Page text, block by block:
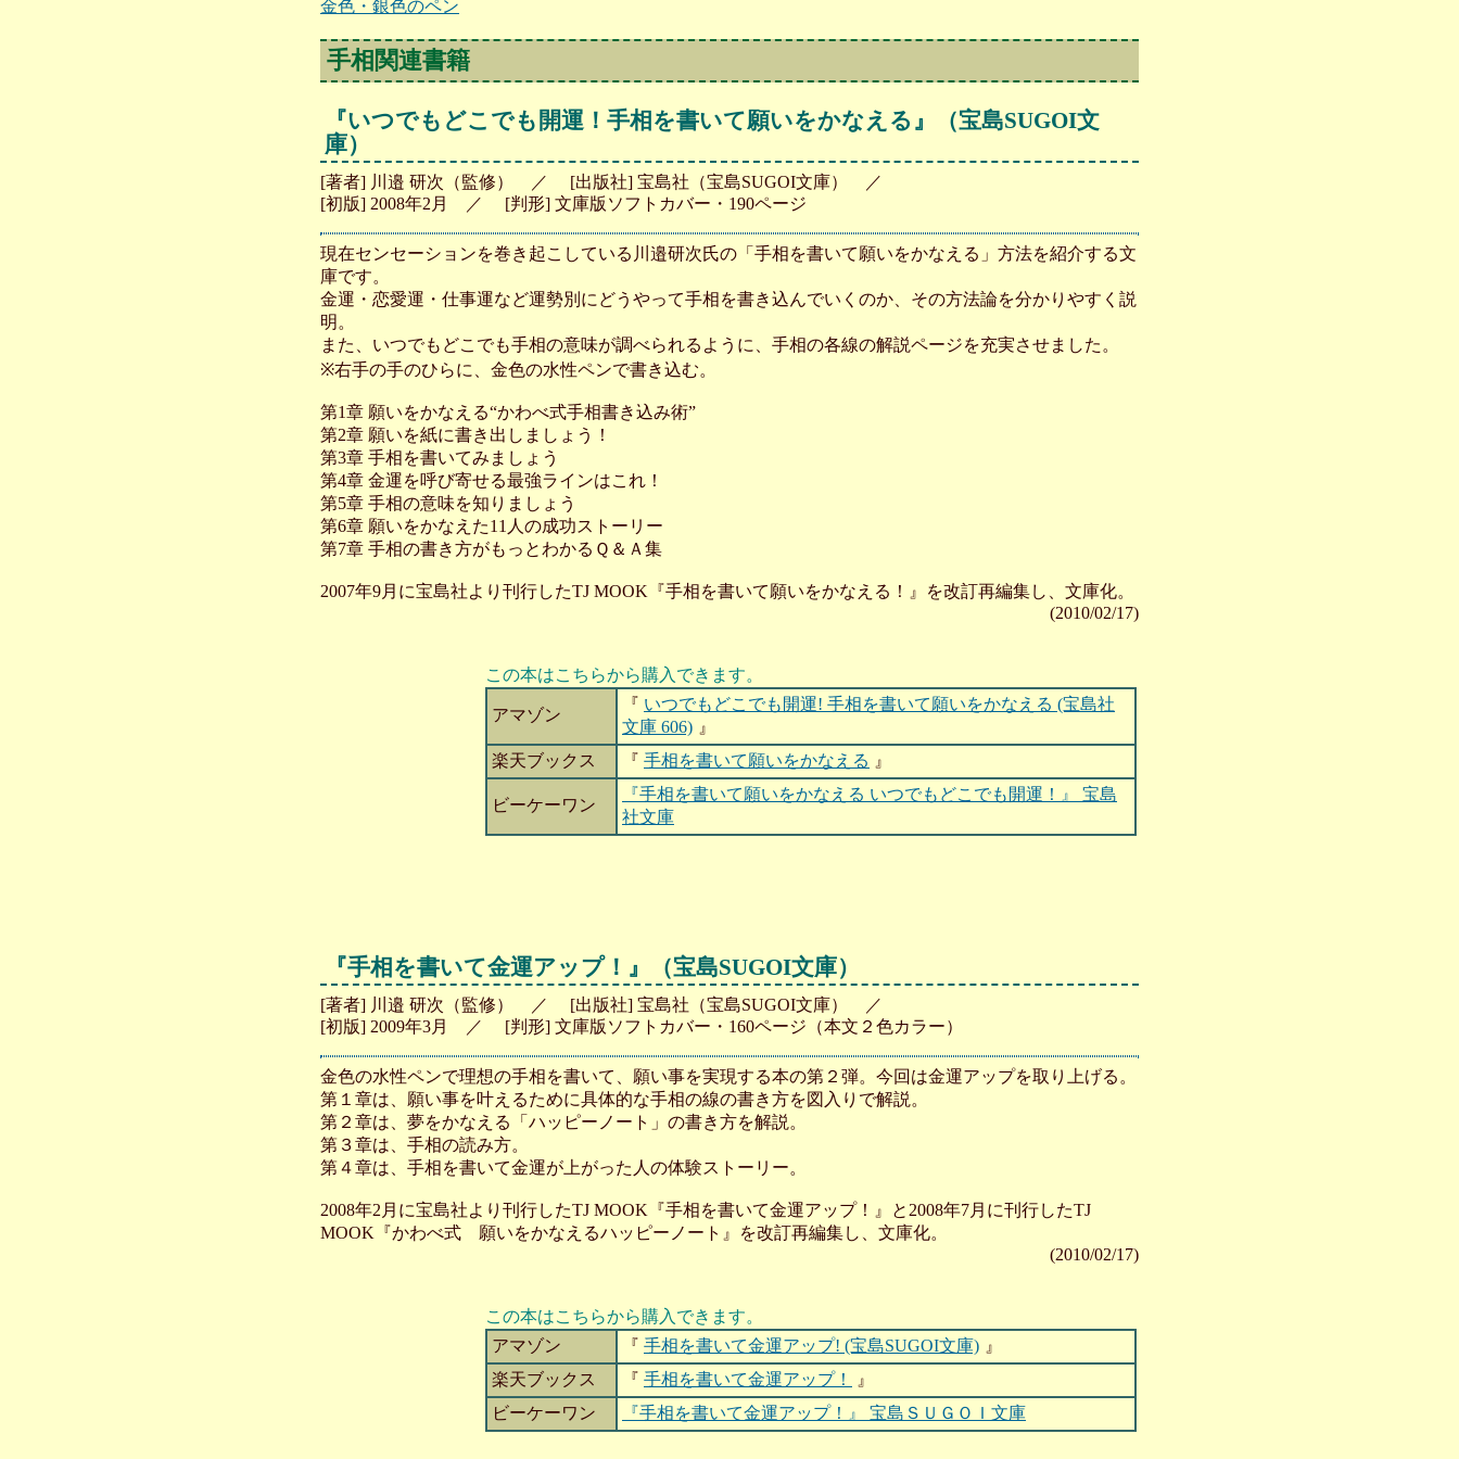
金色・銀色のペン
手相関連書籍
『いつでもどこでも開運！手相を書いて願いをかなえる』（宝島SUGOI文
庫）
[著者] 川邉 研次（監修） ／ [出版社] 宝島社（宝島SUGOI文庫） ／
[初版] 2008年2月 ／ [判形] 文庫版ソフトカバー・190ページ
現在センセーションを巻き起こしている川邉研次氏の「手相を書いて願いをかなえる」方法を紹介する文
庫です。
金運・恋愛運・仕事運など運勢別にどうやって手相を書き込んでいくのか、その方法論を分かりやすく説
明。
また、いつでもどこでも手相の意味が調べられるように、手相の各線の解説ページを充実させました。
※右手の手のひらに、金色の水性ペンで書き込む。
第1章 願いをかなえる“かわべ式手相書き込み術”
第2章 願いを紙に書き出しましょう！
第3章 手相を書いてみましょう
第4章 金運を呼び寄せる最強ラインはこれ！
第5章 手相の意味を知りましょう
第6章 願いをかなえた11人の成功ストーリー
第7章 手相の書き方がもっとわかるＱ＆Ａ集
2007年9月に宝島社より刊行したTJ MOOK『手相を書いて願いをかなえる！』を改訂再編集し、文庫化。
(2010/02/17)
この本はこちらから購入できます。
アマゾン
『 いつでもどこでも開運! 手相を書いて願いをかなえる (宝島社
文庫 606) 』
楽天ブックス
『 手相を書いて願いをかなえる 』
ビーケーワン
『手相を書いて願いをかなえる いつでもどこでも開運！』 宝島
社文庫
『手相を書いて金運アップ！』（宝島SUGOI文庫）
[著者] 川邉 研次（監修） ／ [出版社] 宝島社（宝島SUGOI文庫） ／
[初版] 2009年3月 ／ [判形] 文庫版ソフトカバー・160ページ（本文２色カラー）
金色の水性ペンで理想の手相を書いて、願い事を実現する本の第２弾。今回は金運アップを取り上げる。
第１章は、願い事を叶えるために具体的な手相の線の書き方を図入りで解説。
第２章は、夢をかなえる「ハッピーノート」の書き方を解説。
第３章は、手相の読み方。
第４章は、手相を書いて金運が上がった人の体験ストーリー。
2008年2月に宝島社より刊行したTJ MOOK『手相を書いて金運アップ！』と2008年7月に刊行したTJ
MOOK『かわべ式 願いをかなえるハッピーノート』を改訂再編集し、文庫化。
(2010/02/17)
この本はこちらから購入できます。
アマゾン
『 手相を書いて金運アップ! (宝島SUGOI文庫) 』
楽天ブックス
『 手相を書いて金運アップ！
』
ビーケーワン
『手相を書いて金運アップ！』 宝島ＳＵＧＯＩ文庫